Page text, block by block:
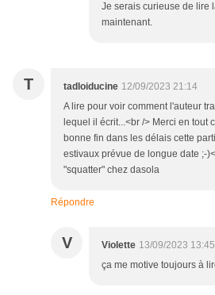
Je serais curieuse de lire
maintenant.
T tadloiducine 12/09/2023 21:14
A lire pour voir comment l'auteur
lequel il écrit...<br /> Merci en tout
bonne fin dans les délais cette
estivaux prévue de longue date ;-
"squatter" chez dasola
Répondre
V Violette 13/09/2023 13:45
ça me motive toujours à